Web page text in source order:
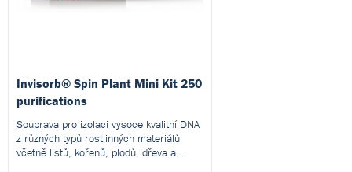
Invisorb® Spin Plant Mini Kit 250
purifications
Souprava pro izolaci vysoce kvalitní DNA
z různých typů rostlinných materiálů
včetně listů, kořenů, plodů, dřeva a